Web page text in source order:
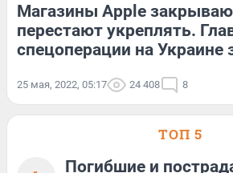
Магазины Apple
перестают укреплять.
спецоперации на Украине
25 мая, 2022, 05:17 24 408 8
ТОП 5
Погибшие и